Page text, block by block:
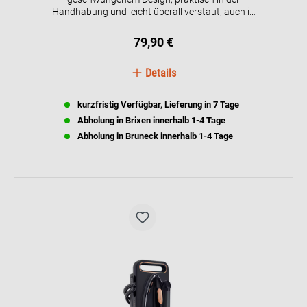
Handhabung und leicht überall verstaut, auch in
perfekt über alle Stoffe gleitet, und der
kontinuierlichen Dampffunktion, bügelt
sorgen spezielle Anti-Rutsch-Gummis an der
79,90 €
Details
kurzfristig Verfügbar, Lieferung in 7 Tage
Abholung in Brixen innerhalb 1-4 Tage
Abholung in Bruneck innerhalb 1-4 Tage